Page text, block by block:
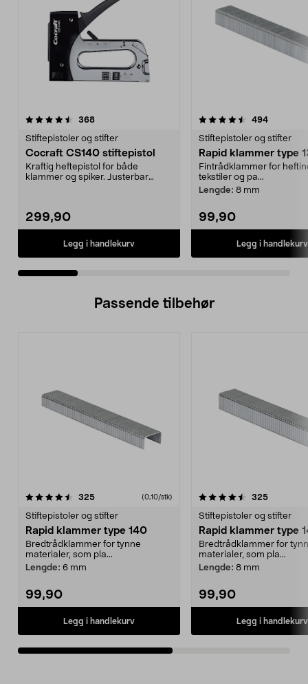
368anmeldelser
Stiftepistoler og stifter
Cocraft CS140 stiftepistol
Kraftig heftepistol for både
klammer og spiker. Justerbar
299,90
Legg i handlekurv
4.5 av 5 stjerner 494
Stiftepistoler og stifter
Rapid klammer type
Fintrådklammer for
tekstiler og pa...
Lengde: 8 mm
99,90
Legg i handlekurv
4.5 av 5 stjerner
Passende tilbehør
325anmeldelser(0,10/stk)
Stiftepistoler og stifter
Rapid klammer type 140
Bredtrådklammer for tynne
materialer, som pla...
Lengde: 6 mm
99,90
Legg i handlekurv
4.5av 5 stjerner 325
Stiftepistoler og stifter
Rapid klammer type
Bredtrådklammer for
materialer, som pla...
Lengde: 8 mm
99,90
Legg i handlekurv
4.5av 5 stjerner